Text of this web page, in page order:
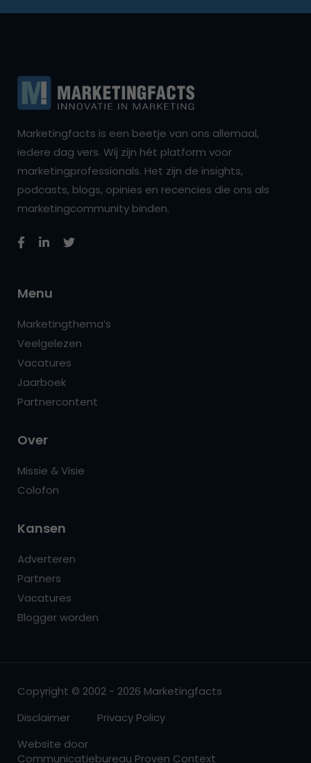
Marketingfacts is een beetje van ons allemaal,
iedere dag vers. Wij zijn hét platform voor
marketingprofessionals. Het zijn de insights,
podcasts, blogs, opinies en recencies die ons als
marketingcommunity binden.
Menu
Marketingthema’s
Veelgelezen
Vacatures
Jaarboek
Partnercontent
Over
Missie & Visie
Colofon
Kansen
Adverteren
Partners
Vacatures
Blogger worden
Copyright © 2002 - 2026 Marketingfacts
Disclaimer
Privacy Policy
Website door
Communicatiebureau Proven Context